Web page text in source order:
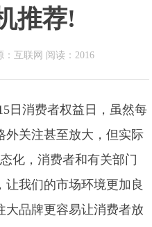
推荐!
：互联网 阅读：2016
日消费者权益日，虽然每
外关注甚至放大，但实际
化，消费者和有关部门
我们的市场环境更加良
大品牌更容易让消费者放